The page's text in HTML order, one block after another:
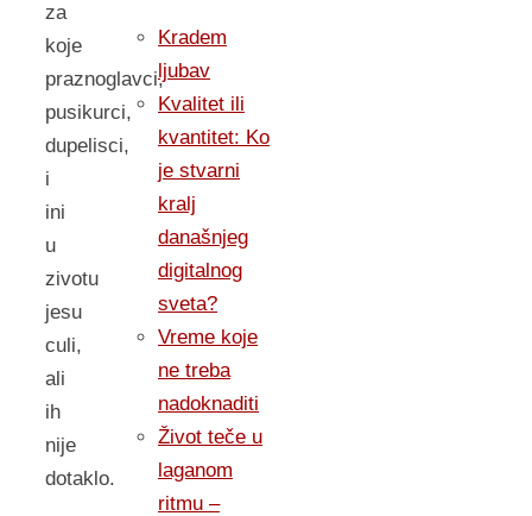
za
koje
praznoglavci,
pusikurci,
dupelisci,
i
ini
u
zivotu
jesu
culi,
ali
ih
nije
dotaklo.
Kradem
ljubav
Kvalitet ili
kvantitet: Ko
je stvarni
kralj
današnjeg
digitalnog
sveta?
Vreme koje
ne treba
nadoknaditi
Život teče u
laganom
ritmu –